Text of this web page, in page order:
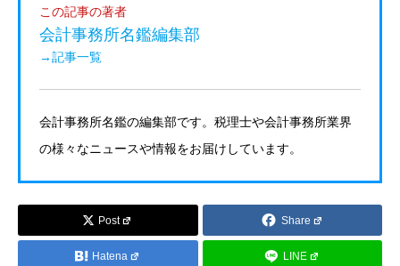
この記事の著者
会計事務所名鑑編集部
→記事一覧
会計事務所名鑑の編集部です。税理士や会計事務所業界
の様々なニュースや情報をお届けしています。
Post Share
Hatena LINE